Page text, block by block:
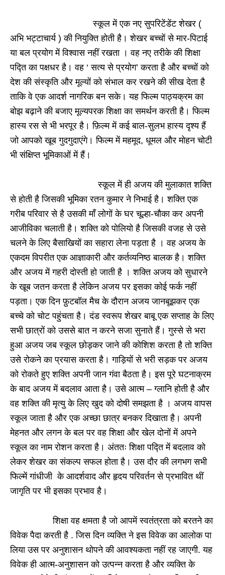
स्कूल में एक नए सुपरिटेंडेंट शेखर (
अभि भट्टाचार्य ) की नियुक्ति होती है। शेखर बच्चों से मार-पिटाई
या बल प्रयोग में विश्वास नहीं रखता । वह नए तरीके की शिक्षा
पद्ति का पक्षधर है। वह ‘ सत्य से प्रयोग’ करता है और बच्चों को
देश की संस्कृति और मूल्यों को संभाल कर रखने की सीख देता है
ताकि वे एक आदर्श नागरिक बन सके। यह फिल्म पाठ्यक्रम का
बोझ बढ़ाने की बजाए मूल्यपरक शिक्षा का समर्थन करती है। फिल्म
हास्य रस से भी भरपूर है। फ़िल्म में कई बाल-सुलभ हास्य दृश्य हैं
जो आपको खूब गुदगुदाएंगे। फिल्म में महमूद, धूमल और मोहन चोटी
भी संक्षिप्त भूमिकाओं में हैं।
स्कूल में ही अजय की मुलाकात शक्ति
से होती है जिसकी भूमिका रतन कुमार ने निभाई है। शक्ति एक
गरीब परिवार से है उसकी माँ लोगों के घर चूल्हा-चौका कर अपनी
आजीविका चलाती है। शक्ति को पोलियो है जिसकी वजह से उसे
चलने के लिए बैसाखियों का सहारा लेना पड़ता है । वह अजय के
एकदम विपरीत एक आज्ञाकारी और कर्तव्यनिष्ठ बालक है। शक्ति
और अजय में गहरी दोस्ती हो जाती है । शक्ति अजय को सुधारने
के खूब जतन करता है लेकिन अजय पर इसका कोई फर्क नहीं
पड़ता। एक दिन फ़ुटबॉल मैच के दौरान अजय जानबूझकर एक
बच्चे को चोट पहुंचता है। दंड स्वरूप शेखर बाबू एक सप्ताह के लिए
सभी छात्रों को उससे बात न करने सजा सुनाते हैं। गुस्से से भरा
हुआ अजय जब स्कूल छोड़कर जाने की कोशिश करता है तो शक्ति
उसे रोकने का प्रयास करता है। गाड़ियों से भरी सड़क पर अजय
को रोकते हुए शक्ति अपनी जान गंवा बैठता है। इस पूरे घटनाक्रम
के बाद अजय में बदलाव आता है। उसे आत्म – ग्लानि होती है और
वह शक्ति की मृत्यु के लिए खुद को दोषी समझता है । अजय वापस
स्कूल जाता है और एक अच्छा छात्र बनकर दिखाता है। अपनी
मेहनत और लगन के बल पर वह शिक्षा और खेल दोनों में अपने
स्कूल का नाम रोशन करता है। अंततः शिक्षा पद्ति में बदलाव को
लेकर शेखर का संकल्प सफल होता है। उस दौर की लगभग सभी
फिल्में गांधीजी के आदर्शवाद और हृदय परिवर्तन से प्रभावित थीं
जागृति पर भी इसका प्रभाव है।
शिक्षा वह क्षमता है जो आपमें स्वतंत्रता को बरतने का
विवेक पैदा करती है . जिस दिन व्यक्ति ने इस विवेक का आलोक पा
लिया उस पर अनुशासन थोपने की आवश्यकता नहीं रह जाएगी. यह
विवेक ही आत्म-अनुशासन को उत्पन्न करता है और व्यक्ति के